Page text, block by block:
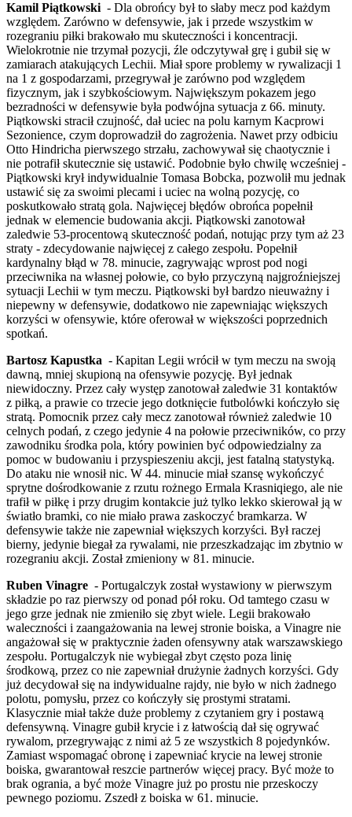
Kamil Piątkowski - Dla obrońcy był to słaby mecz pod każdym
względem. Zarówno w defensywie, jak i przede wszystkim w
rozegraniu piłki brakowało mu skuteczności i koncentracji.
Wielokrotnie nie trzymał pozycji, źle odczytywał grę i gubił się w
zamiarach atakujących Lechii. Miał spore problemy w rywalizacji 1
na 1 z gospodarzami, przegrywał je zarówno pod względem
fizycznym, jak i szybkościowym. Największym pokazem jego
bezradności w defensywie była podwójna sytuacja z 66. minuty.
Piątkowski stracił czujność, dał uciec na polu karnym Kacprowi
Sezonience, czym doprowadził do zagrożenia. Nawet przy odbiciu
Otto Hindricha pierwszego strzału, zachowywał się chaotycznie i
nie potrafił skutecznie się ustawić. Podobnie było chwilę wcześniej -
Piątkowski krył indywidualnie Tomasa Bobcka, pozwolił mu jednak
ustawić się za swoimi plecami i uciec na wolną pozycję, co
poskutkowało stratą gola. Najwięcej błędów obrońca popełnił
jednak w elemencie budowania akcji. Piątkowski zanotował
zaledwie 53-procentową skuteczność podań, notując przy tym aż 23
straty - zdecydowanie najwięcej z całego zespołu. Popełnił
kardynalny błąd w 78. minucie, zagrywając wprost pod nogi
przeciwnika na własnej połowie, co było przyczyną najgroźniejszej
sytuacji Lechii w tym meczu. Piątkowski był bardzo nieuważny i
niepewny w defensywie, dodatkowo nie zapewniając większych
korzyści w ofensywie, które oferował w większości poprzednich
spotkań.
Bartosz Kapustka - Kapitan Legii wrócił w tym meczu na swoją
dawną, mniej skupioną na ofensywie pozycję. Był jednak
niewidoczny. Przez cały występ zanotował zaledwie 31 kontaktów
z piłką, a prawie co trzecie jego dotknięcie futbolówki kończyło się
stratą. Pomocnik przez cały mecz zanotował również zaledwie 10
celnych podań, z czego jedynie 4 na połowie przeciwników, co przy
zawodniku środka pola, który powinien być odpowiedzialny za
pomoc w budowaniu i przyspieszeniu akcji, jest fatalną statystyką.
Do ataku nie wnosił nic. W 44. minucie miał szansę wykończyć
sprytne dośrodkowanie z rzutu rożnego Ermala Krasniqiego, ale nie
trafił w piłkę i przy drugim kontakcie już tylko lekko skierował ją w
światło bramki, co nie miało prawa zaskoczyć bramkarza. W
defensywie także nie zapewniał większych korzyści. Był raczej
bierny, jedynie biegał za rywalami, nie przeszkadzając im zbytnio w
rozegraniu akcji. Został zmieniony w 81. minucie.
Ruben Vinagre - Portugalczyk został wystawiony w pierwszym
składzie po raz pierwszy od ponad pół roku. Od tamtego czasu w
jego grze jednak nie zmieniło się zbyt wiele. Legii brakowało
waleczności i zaangażowania na lewej stronie boiska, a Vinagre nie
angażował się w praktycznie żaden ofensywny atak warszawskiego
zespołu. Portugalczyk nie wybiegał zbyt często poza linię
środkową, przez co nie zapewniał drużynie żadnych korzyści. Gdy
już decydował się na indywidualne rajdy, nie było w nich żadnego
polotu, pomysłu, przez co kończyły się prostymi stratami.
Klasycznie miał także duże problemy z czytaniem gry i postawą
defensywną. Vinagre gubił krycie i z łatwością dał się ogrywać
rywalom, przegrywając z nimi aż 5 ze wszystkich 8 pojedynków.
Zamiast wspomagać obronę i zapewniać krycie na lewej stronie
boiska, gwarantował reszcie partnerów więcej pracy. Być może to
brak ogrania, a być może Vinagre już po prostu nie przeskoczy
pewnego poziomu. Zszedł z boiska w 61. minucie.